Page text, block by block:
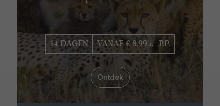
14 DAGEN VANAF € 8.995,- P.P.
Ontdek